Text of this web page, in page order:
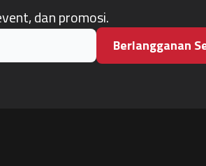
dan promosi.
Berlangganan